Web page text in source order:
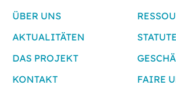
ÜBER UNS
AKTUALITÄTEN
DAS PROJEKT
KONTAKT
FAIRE